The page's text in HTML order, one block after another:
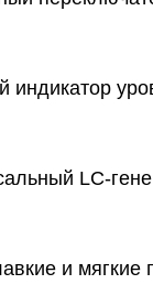
индикатор
LC-
и мягкие